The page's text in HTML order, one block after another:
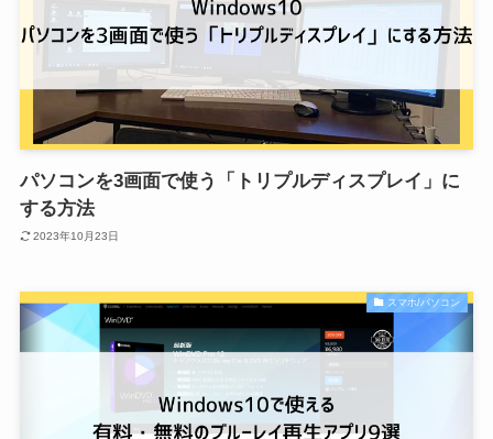
パソコンを3画面で使う「トリプルディスプレイ」に
する方法
2023年10月23日
スマホ/パソコン